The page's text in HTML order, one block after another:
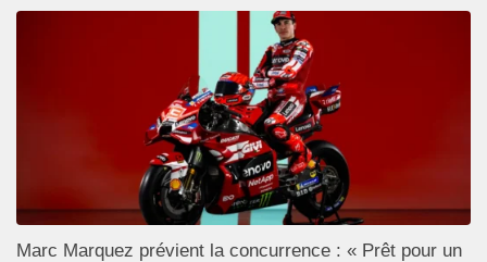
Marc Marquez prévient la concurrence : « Prêt pour un